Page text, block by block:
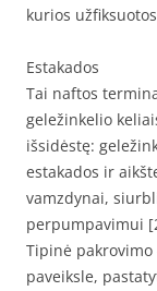
kurios
Estakados
Tai naftos
geležinkelio
išsidėstę:
estakados ir
vamzdynai,
perpumpavimui
Tipinė pakrovimo
paveiksle,